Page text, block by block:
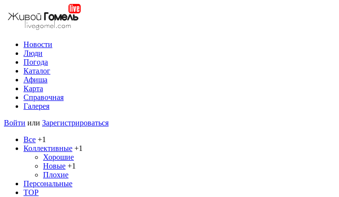
Новости
Люди
Погода
Каталог
Афиша
Карта
Справочная
Галерея
Войти или Зарегистрироваться
Все +1
Коллективные +1
Хорошие
Новые +1
Плохие
Персональные
TOP